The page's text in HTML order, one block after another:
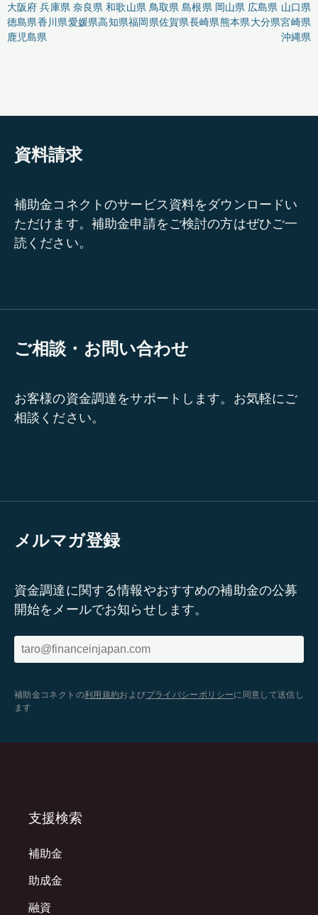
大阪府 兵庫県 奈良県 和歌山県 鳥取県 島根県 岡山県 広島県 山口県
徳島県香川県愛媛県高知県福岡県佐賀県長崎県熊本県大分県宮崎県
鹿児島県
沖縄県
資料請求
補助金コネクトのサービス資料をダウンロードい
ただけます。補助金申請をご検討の方はぜひご一
読ください。
ご相談・お問い合わせ
お客様の資金調達をサポートします。お気軽にご
相談ください。
メルマガ登録
資金調達に関する情報やおすすめの補助金の公募
開始をメールでお知らせします。
補助金コネクトの利用規約およびプライバシーポリシーに同意して送信し
ます
支援検索
補助金
助成金
融資